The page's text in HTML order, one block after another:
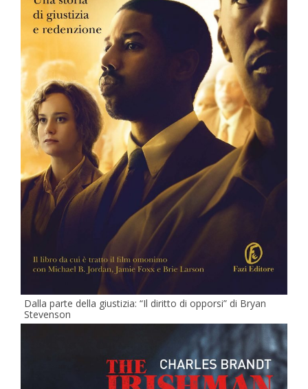
Dalla parte della giustizia: “Il diritto di opporsi” di Bryan
Stevenson